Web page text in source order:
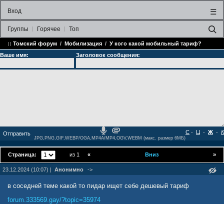
Вход ☰
Группы Горячее Топ
:: Томский форум / Мобилизация / У кого какой мобильный тариф?
Ваше имя:
Заголовок сообщения:
- Ц - Ж - К
С
JPG,PNG,GIF,WEBP/OGA,MP4A/MP4,OGV,WEBM (макс. размер 6МБ)
Страница: из 1 »
« Вниз
23.12.2024 (10:07) | Анонимно ->
в соседней теме какой то пидар ищет себе дешевый тариф
forum.333569.gay/?topic=35974